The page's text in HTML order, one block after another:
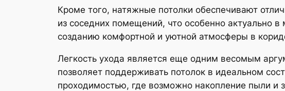
Кроме того, натяжные потолки обеспечивают
из соседних помещений, что особенно актуально
созданию комфортной и уютной атмосферы в
Легкость ухода является еще одним весомым
позволяет поддерживать потолок в идеальном
проходимостью, где возможно накопление пыли и